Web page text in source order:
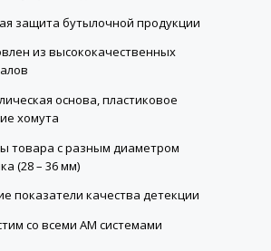
защита бутылочной продукции
из высококачественных
основа, пластиковое
хомута
товара с разным диаметром
(28 – 36 мм)
показатели качества детекции
со всеми АМ системами